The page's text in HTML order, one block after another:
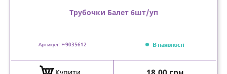
Трубочки Балет 6шт/уп
Артикул: F-9035612 В наявності
Купити